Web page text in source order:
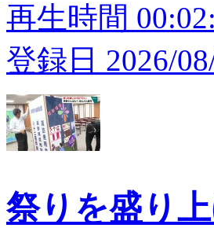
再生時間
登録日 2026/
祭りを盛り